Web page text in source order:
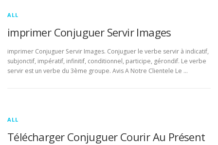
ALL
imprimer Conjuguer Servir Images
imprimer Conjuguer Servir Images. Conjuguer le verbe servir à indicatif,
subjonctif, impératif, infinitif, conditionnel, participe, gérondif. Le verbe
servir est un verbe du 3ème groupe. Avis A Notre Clientele Le …
ALL
Télécharger Conjuguer Courir Au Présent